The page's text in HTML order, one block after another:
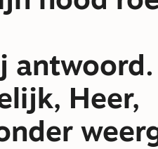
antwoord.
Heer,